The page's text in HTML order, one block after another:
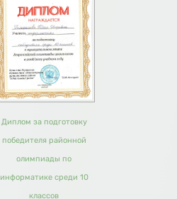
Диплом за подготовку
победителя районной
олимпиады по
информатике среди 10
классов